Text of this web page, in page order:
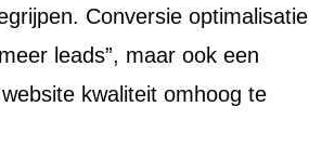
Conversie optimalisatie
leads”, maar ook een
kwaliteit omhoog te